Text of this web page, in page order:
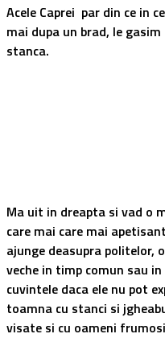
Acele Caprei par din ce in
mai dupa un brad, le
stanca.
Ma uit in dreapta si vad o
care mai care mai
ajunge deasupra politelor,
veche in timp comun sau
cuvintele daca ele nu pot
toamna cu stanci si
visate si cu oameni